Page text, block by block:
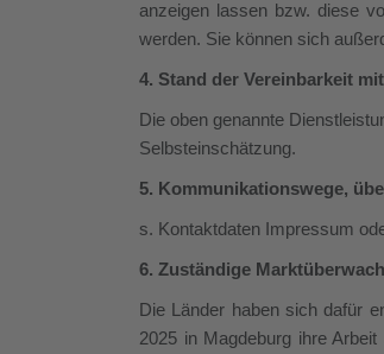
anzeigen lassen bzw. diese
werden. Sie können sich
4. Stand der Vereinbarkeit
Die oben genannte
Selbsteinschätzung.
5. Kommunikationswege,
s. Kontaktdaten Impressum
6. Zuständige
Die Länder haben sich dafür
2025 in Magdeburg ihre